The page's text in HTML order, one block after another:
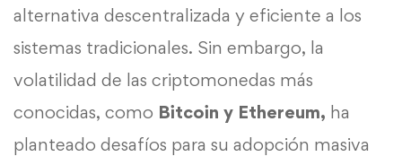
alternativa descentralizada y eficiente a los
sistemas tradicionales. Sin embargo, la
volatilidad de las criptomonedas más
conocidas, como Bitcoin y Ethereum, ha
planteado desafíos para su adopción masiva